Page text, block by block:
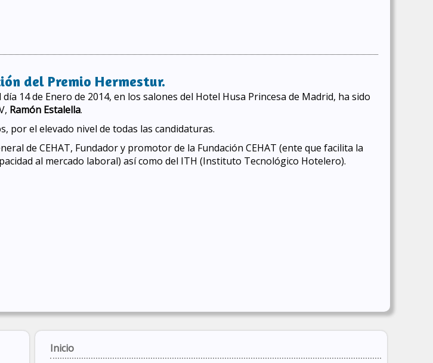
del Premio Hermestur.
14 de Enero de 2014, en los salones del Hotel Husa Princesa de Madrid, ha sido
Ramón Estalella.
por el elevado nivel de todas las candidaturas.
de CEHAT, Fundador y promotor de la Fundación CEHAT (ente que facilita la
al mercado laboral) así como del ITH (Instituto Tecnológico Hotelero).
Inicio